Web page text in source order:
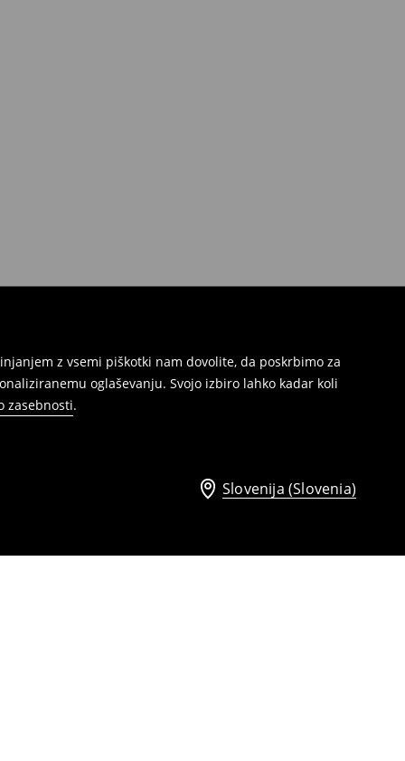
z vsemi piškotki nam dovolite, da poskrbimo za
oglaševanju. Svojo izbiro lahko kadar koli
zasebnosti.
Slovenija (Slovenia)